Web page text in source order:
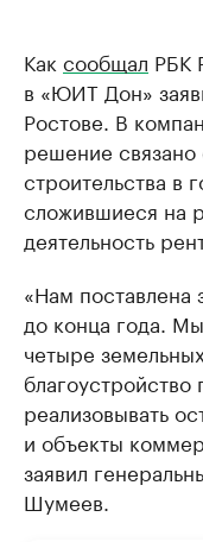
Как сообщал РБК
в «ЮИТ Дон»
Ростове. В
решение
строительства в
сложившиеся на
деятельность
«Нам поставлена
до конца года.
четыре
реализовывать
и объекты
заявил
Шумеев.